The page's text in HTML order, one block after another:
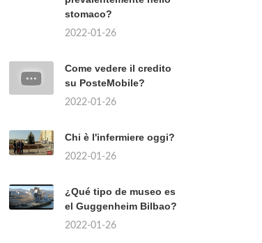
stomaco?
2022-01-26
Come vedere il credito
su PosteMobile?
2022-01-26
Chi è l'infermiere oggi?
2022-01-26
¿Qué tipo de museo es
el Guggenheim Bilbao?
2022-01-26